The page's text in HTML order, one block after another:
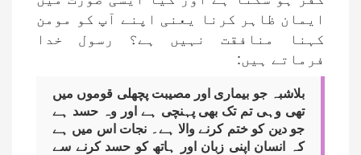
ایمان ظاہر کرنا یعنی اپنے آپ کو مومن
کہنا منافقت نہیں ہے؟ رسول خدا
فرماتے ہیں:
بلاشبہ جو بیماری اور مصیبت پچھلی قوموں میں
تھی وہی تم تک بھی پہنچی ہے اور وہ حسد ہے
جو دین کو ختم کرنے والا ہے۔ نجات اس میں ہے
کہ انسان اپنی زبان اور ہاتھ کو حسد کرنے سے